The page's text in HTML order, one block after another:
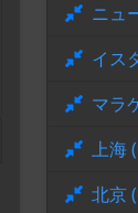
ニュ
イス
マラ
上海
北京